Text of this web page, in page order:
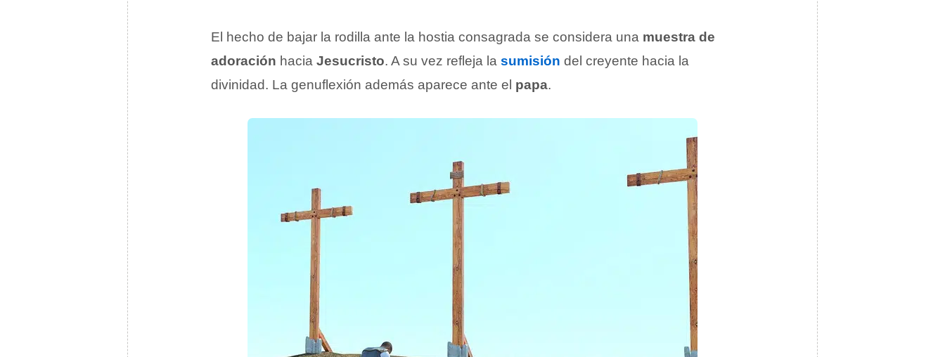
El hecho de bajar la rodilla ante la hostia consagrada se considera una muestra de
adoración hacia Jesucristo. A su vez refleja la sumisión del creyente hacia la
divinidad. La genuflexión además aparece ante el papa.